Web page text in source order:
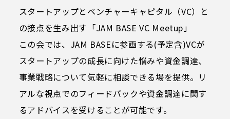
ソーシャルメディアガイドライン
特定商取引法に基づく表記
X
Facebook
スタートアップとベンチャーキャピタル（VC）と
の接点を生み出す「JAM BASE VC Meetup」
この会では、JAM BASEに参画する(予定含)VCが
スタートアップの成長に向けた悩みや資金調達、
事業戦略について気軽に相談できる場を提供。リ
アルな視点でのフィードバックや資金調達に関す
るアドバイスを受けることが可能です。